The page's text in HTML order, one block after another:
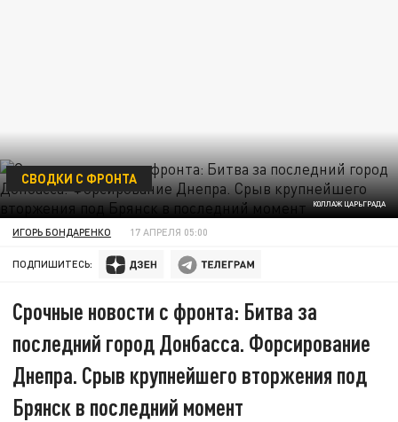
КОЛЛАЖ ЦАРЬГРАДА
СВОДКИ С ФРОНТА
ИГОРЬ БОНДАРЕНКО 17 АПРЕЛЯ 05:00
ПОДПИШИТЕСЬ:
Срочные новости с фронта: Битва за
последний город Донбасса. Форсирование
Днепра. Срыв крупнейшего вторжения под
Брянск в последний момент